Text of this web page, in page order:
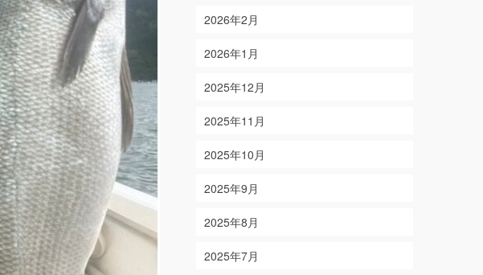
2026年2月
2026年1月
2025年12月
2025年11月
2025年10月
2025年9月
2025年8月
2025年7月